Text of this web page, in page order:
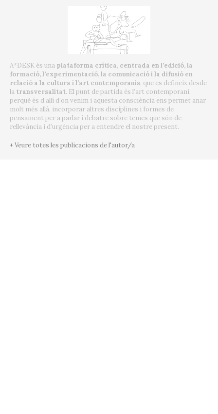
A*DESK és una plataforma crítica, centrada en l’edició, la
formació, l’experimentació, la comunicació i la difusió en
relació a la cultura i l’art contemporanis, que es defineix desde
la transversalitat. El punt de partida és l’art contemporani,
perquè és d’allí d’on venim i aquesta consciència ens permet anar
molt més allà, incorporar altres disciplines i formes de
pensament per a parlar i debatre sobre temes que són de
rellevància i d’urgència per a entendre el nostre present.
+ Veure totes les publicacions de l'autor/a